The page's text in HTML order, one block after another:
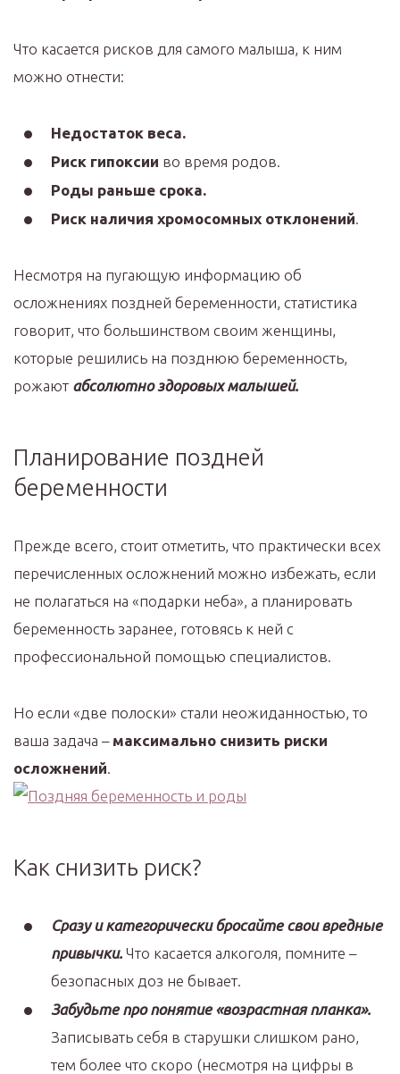
Что касается рисков для самого малыша, к ним
можно отнести:
Недостаток веса.
Риск гипоксии во время родов.
Роды раньше срока.
Риск наличия хромосомных отклонений.
Несмотря на пугающую информацию об
осложнениях поздней беременности, статистика
говорит, что большинством своим женщины,
которые решились на позднюю беременность,
рожают абсолютно здоровых малышей.
Планирование поздней
беременности
Прежде всего, стоит отметить, что практически всех
перечисленных осложнений можно избежать, если
не полагаться на «подарки неба», а планировать
беременность заранее, готовясь к ней с
профессиональной помощью специалистов.
Но если «две полоски» стали неожиданностью, то
ваша задача – максимально снизить риски
осложнений.
Как снизить риск?
Сразу и категорически бросайте свои вредные
привычки. Что касается алкоголя, помните –
безопасных доз не бывает.
Забудьте про понятие «возрастная планка».
Записывать себя в старушки слишком рано,
тем более что скоро (несмотря на цифры в